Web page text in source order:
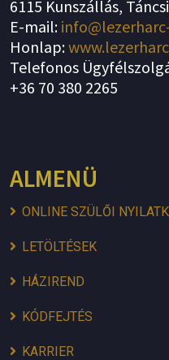
6115 Kunszállás,
E-mail:
Honlap:
Telefonos
+36 70 380 2265
ALMENÜ
ONLINE SZÜLŐI
LETÖLTÉSEK
HÁZIREND
KÓDFEJTÉS
KARRIER